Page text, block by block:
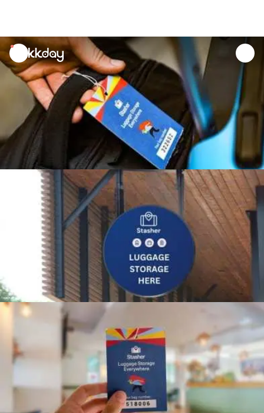
unread
notifications